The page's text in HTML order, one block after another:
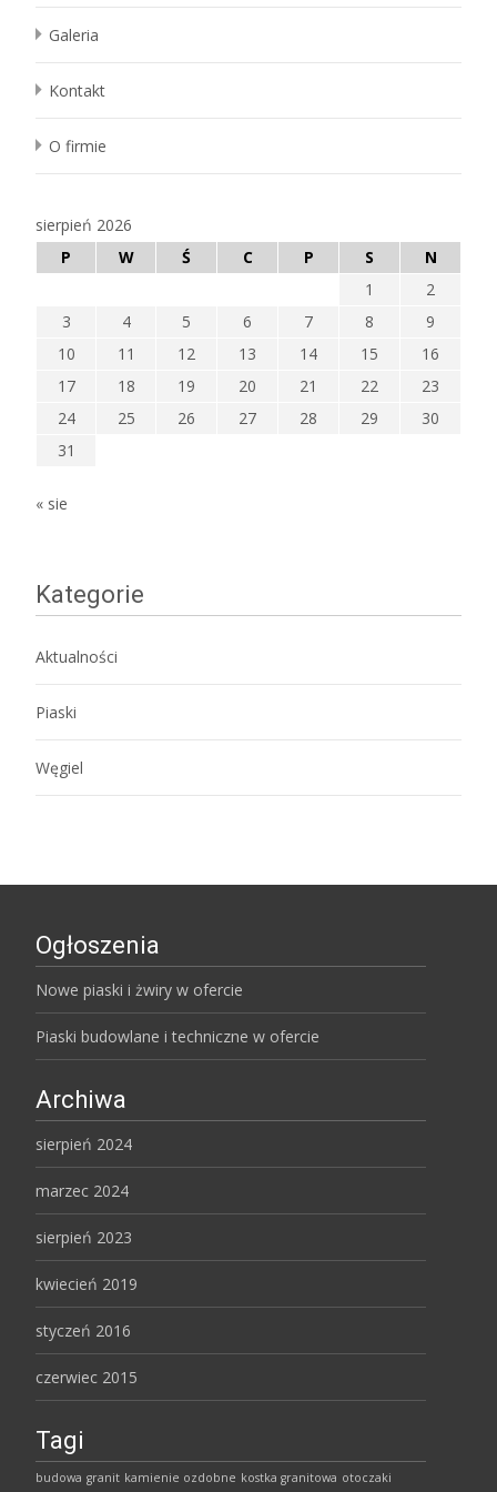
Galeria
Kontakt
O firmie
sierpień 2026
P
W Ś C P S
N
1
2
3
4 5 6 7 8
9
10
11 12 13 14 15
16
17
18 19 20 21 22
23
24
25 26 27 28 29
30
31
« sie
Kategorie
Aktualności
Piaski
Węgiel
Ogłoszenia
Nowe piaski i żwiry w ofercie
Piaski budowlane i techniczne w ofercie
Archiwa
sierpień 2024
marzec 2024
sierpień 2023
kwiecień 2019
styczeń 2016
czerwiec 2015
Tagi
budowa granit kamienie ozdobne kostka granitowa otoczaki